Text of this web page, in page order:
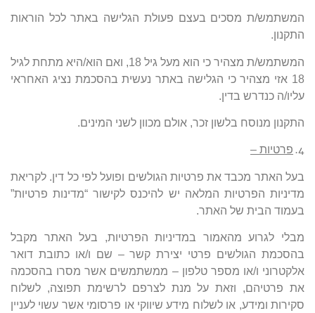
המשתמש/ת מסכים בעצם פעולת הגלישה באתר לכל הוראות
התקנון.
המשתמש/ת מצהיר כי הוא מעל גיל 18, ואם הוא/היא מתחת לגיל
18 אזי מצהיר כי הגלישה באתר נעשית בהסכמת נציג האחראי
עליו/ה כנדרש בדין.
התקנון מנוסח בלשון זכר, אולם מכוון לשני המינים.
4. פרטיות –
בעל האתר מכבד את פרטיות הגולשים ופועל לפי כל דין. לקריאת
מדיניות הפרטיות המלאה יש להיכנס לקישור “מדינות פרטיות”
בעמוד הבית של האתר.
מבלי לגרוע מהאמור במדיניות הפרטיות, בעל האתר מקבל
בהסכמת הגולשים פרטי יצירת קשר – שם ו/או כתובת דואר
אלקטרוני ו/או מספר טלפון – ממשתמשים אשר מסרו בהסכמה
את פרטיהם, וזאת על מנת לצרפם לרשימת תפוצה, לשלוח
סקירות ומידע, או לשלוח מידע שיווקי או פרסומי אשר עשוי לעניין